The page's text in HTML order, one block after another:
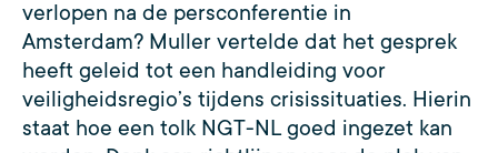
verlopen na de persconferentie in
Amsterdam? Muller vertelde dat het gesprek
heeft geleid tot een handleiding voor
veiligheidsregio’s tijdens crisissituaties. Hierin
staat hoe een tolk NGT-NL goed ingezet kan